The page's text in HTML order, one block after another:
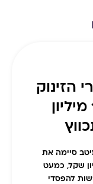
הזינוק
בהפרשות: הרווח ב-17 מיליון
סיימה את
עם רווח נקי של 17.1 מיליון שקל, כמעט
להפסדי